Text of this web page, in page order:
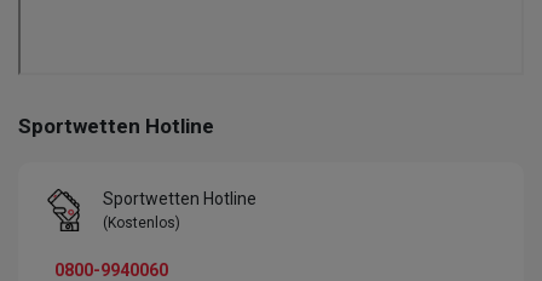
Sportwetten Hotline
Sportwetten Hotline
(Kostenlos)
0800-9940060